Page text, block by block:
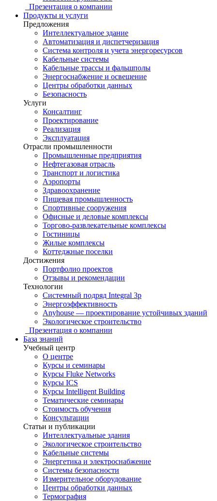
Презентация о компании
Продукты и услуги
Предложения
Интеллектуальное здание
Автоматизация и диспетчеризация
Система контроля и учета энергоресурсов
Кабельные системы
Кабельные трассы и фальшполы
Энергоснабжение и освещение
Центры обработки данных
Безопасность
Услуги
Консалтинг
Проектирование
Реализация
Эксплуатация
Отрасли промышленности
Промышленные предприятия
Нефтегазовая отрасль
Транспорт и логистика
Аэропорты
Здравоохранение
Пищевая промышленность
Спортивные сооружения
Офисные и деловые комплексы
Торгово-развлекательные комплексы
Гостиницы
Жилые комплексы
Коттеджные поселки
Достижения
Портфолио проектов
Отзывы и рекомендации
Технологии
Системный подряд Integral 3p
Энергоэффективность
Anyhouse — проектирование устойчивых зданий
Экологическое строительство
Презентация о компании
База знаний
Учебный центр
О центре
Курсы и семинары
Курсы Fluke Networks
Курсы ICS
Курсы Intelligent Building
Тематические семинары
Стоимость обучения
Консультации
Статьи и публикации
Интеллектуальные здания
Экологическое строительство
Кабельные системы
Энергетика и электроснабжение
Системы безопасности
Измерительное оборудование
Центры обработки данных
Термография